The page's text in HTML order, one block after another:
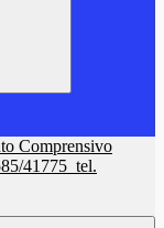
Comprensivo
41775 tel.